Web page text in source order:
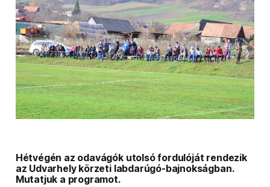
Hétvégén az odavágók utolsó fordulóját rendezik
az Udvarhely körzeti labdarúgó-bajnokságban.
Mutatjuk a programot.